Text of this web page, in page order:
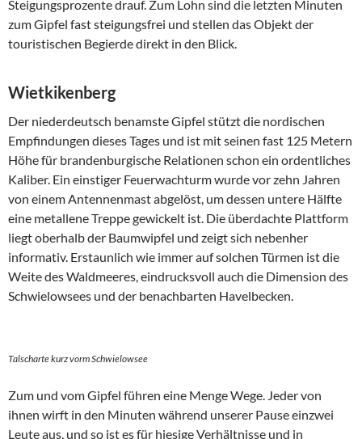
Steigungsprozente drauf. Zum Lohn sind die letzten Minuten
zum Gipfel fast steigungsfrei und stellen das Objekt der
touristischen Begierde direkt in den Blick.
Wietkikenberg
Der niederdeutsch benamste Gipfel stützt die nordischen
Empfindungen dieses Tages und ist mit seinen fast 125 Metern
Höhe für brandenburgische Relationen schon ein ordentliches
Kaliber. Ein einstiger Feuerwachturm wurde vor zehn Jahren
von einem Antennenmast abgelöst, um dessen untere Hälfte
eine metallene Treppe gewickelt ist. Die überdachte Plattform
liegt oberhalb der Baumwipfel und zeigt sich nebenher
informativ. Erstaunlich wie immer auf solchen Türmen ist die
Weite des Waldmeeres, eindrucksvoll auch die Dimension des
Schwielowsees und der benachbarten Havelbecken.
Talscharte kurz vorm Schwielowsee
Zum und vom Gipfel führen eine Menge Wege. Jeder von
ihnen wirft in den Minuten während unserer Pause einzwei
Leute aus, und so ist es für hiesige Verhältnisse und in